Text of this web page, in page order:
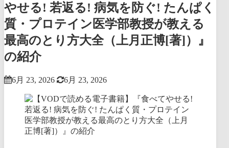
やせる! 若返る! 病気を防ぐ! たんぱく
質・プロテイン医学部教授が教える
最高のとり方大全（上月正博[著]）』
の紹介
6月 23, 2026 6月 23, 2026